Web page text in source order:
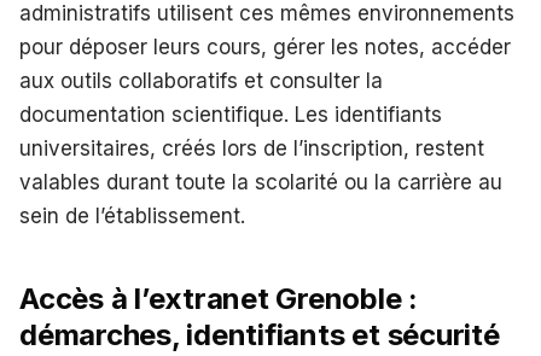
administratifs utilisent ces mêmes environnements
pour déposer leurs cours, gérer les notes, accéder
aux outils collaboratifs et consulter la
documentation scientifique. Les identifiants
universitaires, créés lors de l’inscription, restent
valables durant toute la scolarité ou la carrière au
sein de l’établissement.
Accès à l’extranet Grenoble :
démarches, identifiants et sécurité